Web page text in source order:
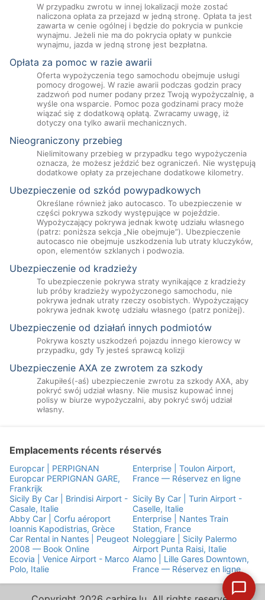
W przypadku zwrotu w innej lokalizacji może zostać
naliczona opłata za przejazd w jedną stronę. Opłata ta jest
zawarta w cenie ogólnej i będzie do pokrycia w punkcie
wynajmu. Jeżeli nie ma do pokrycia opłaty w punkcie
wynajmu, jazda w jedną stronę jest bezpłatna.
Opłata za pomoc w razie awarii
Oferta wypożyczenia tego samochodu obejmuje usługi
pomocy drogowej. W razie awarii podczas godzin pracy
zadzwoń pod numer podany przez Twoją wypożyczalnię, a
wyśle ona wsparcie. Pomoc poza godzinami pracy może
wiązać się z dodatkową opłatą. Zwracamy uwagę, iż
dotyczy ona tylko awarii mechanicznych.
Nieograniczony przebieg
Nielimitowany przebieg w przypadku tego wypożyczenia
oznacza, że możesz jeździć bez ograniczeń. Nie występują
dodatkowe opłaty za przejechane dodatkowe kilometry.
Ubezpieczenie od szkód powypadkowych
Określane również jako autocasco. To ubezpieczenie w
części pokrywa szkody występujące w pojeździe.
Wypożyczający pokrywa jednak kwotę udziału własnego
(patrz: poniższa sekcja „Nie obejmuje”). Ubezpieczenie
autocasco nie obejmuje uszkodzenia lub utraty kluczyków,
opon, elementów szklanych i podwozia.
Ubezpieczenie od kradzieży
To ubezpieczenie pokrywa straty wynikające z kradzieży
lub próby kradzieży wypożyczonego samochodu, nie
pokrywa jednak utraty rzeczy osobistych. Wypożyczający
pokrywa jednak kwotę udziału własnego (patrz poniżej).
Ubezpieczenie od działań innych podmiotów
Pokrywa koszty uszkodzeń pojazdu innego kierowcy w
przypadku, gdy Ty jesteś sprawcą kolizji
Ubezpieczenie AXA ze zwrotem za szkody
Zakupiłeś(-aś) ubezpieczenie zwrotu za szkody AXA, aby
pokryć swój udział własny. Nie musisz kupować innej
polisy w biurze wypożyczalni, aby pokryć swój udział
własny.
Emplacements récents réservés
Europcar | PERPIGNAN
Europcar PERPIGNAN GARE,
Frankrijk
Enterprise | Toulon Airport,
France — Réservez en ligne
Sicily By Car | Brindisi Airport -
Casale, Italie
Sicily By Car | Turin Airport -
Caselle, Italie
Abby Car | Corfu aéroport
Ioannis Kapodistrias, Grèce
Enterprise | Nantes Train
Station, France
Car Rental in Nantes | Peugeot
2008 — Book Online
Noleggiare | Sicily Palermo
Airport Punta Raisi, Italie
Ecovia | Venice Airport - Marco
Polo, Italie
Alamo | Lille Gares Downtown,
France — Réservez en ligne